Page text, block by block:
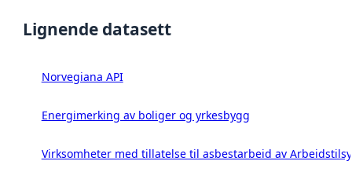
Lignende datasett
Norvegiana API
Energimerking av boliger og yrkesbygg
Virksomheter med tillatelse til asbestarbeid av